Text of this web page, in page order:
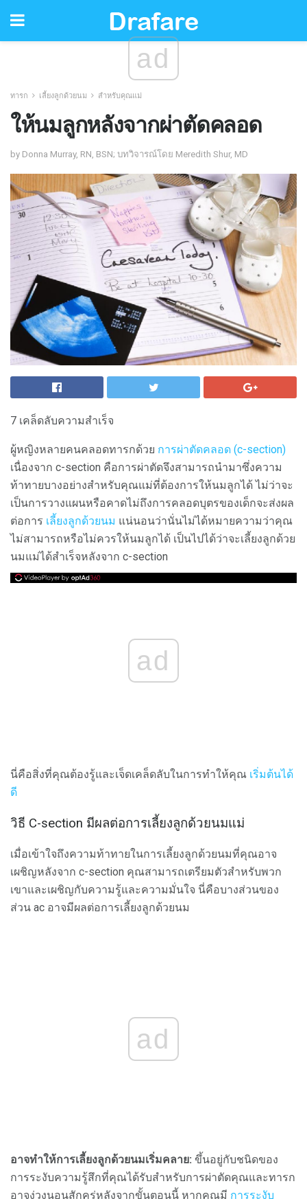
ad
ทารก เลี้ยงลูกด้วยนม สำหรับคุณแม่
ให้นมลูกหลังจากผ่าตัดคลอด
by Donna Murray, RN, BSN; บทวิจารณ์โดย Meredith Shur, MD
7 เคล็ดลับความสำเร็จ
ผู้หญิงหลายคนคลอดทารกด้วย การผ่าตัดคลอด (c-section)
เนื่องจาก c-section คือการผ่าตัดจึงสามารถนำมาซึ่งความ
ท้าทายบางอย่างสำหรับคุณแม่ที่ต้องการให้นมลูกได้ ไม่ว่าจะ
เป็นการวางแผนหรือคาดไม่ถึงการคลอดบุตรของเด็กจะส่งผล
ต่อการ เลี้ยงลูกด้วยนม แน่นอนว่านั่นไม่ได้หมายความว่าคุณ
ไม่สามารถหรือไม่ควรให้นมลูกได้ เป็นไปได้ว่าจะเลี้ยงลูกด้วย
นมแม่ได้สำเร็จหลังจาก c-section
ad
นี่คือสิ่งที่คุณต้องรู้และเจ็ดเคล็ดลับในการทำให้คุณ เริ่มต้นได้
ดี
วิธี C-section มีผลต่อการเลี้ยงลูกด้วยนมแม่
เมื่อเข้าใจถึงความท้าทายในการเลี้ยงลูกด้วยนมที่คุณอาจ
เผชิญหลังจาก c-section คุณสามารถเตรียมตัวสำหรับพวก
เขาและเผชิญกับความรู้และความมั่นใจ นี่คือบางส่วนของ
ส่วน ac อาจมีผลต่อการเลี้ยงลูกด้วยนม
ad
อาจทำให้การเลี้ยงลูกด้วยนมเริ่มคลาย: ขึ้นอยู่กับชนิดของ
การระงับความรู้สึกที่คุณได้รับสำหรับการผ่าตัดคุณและทารก
อาจง่วงนอนสักครู่หลังจากขั้นตอนนี้ หากคุณมี การระงับ